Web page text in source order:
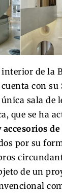
interior de la
con su
sala de
que se ha
accesorios
por su
de un